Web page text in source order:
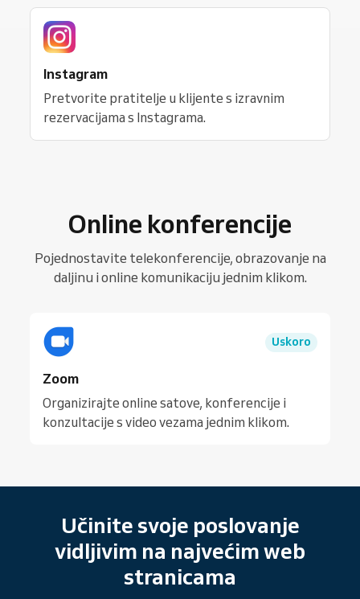
Instagram
Pretvorite pratitelje u klijente s izravnim
rezervacijama s Instagrama.
Online konferencije
Pojednostavite telekonferencije, obrazovanje na
daljinu i online komunikaciju jednim klikom.
Uskoro
Zoom
Organizirajte online satove, konferencije i
konzultacije s video vezama jednim klikom.
Učinite svoje poslovanje
vidljivim na najvećim web
stranicama